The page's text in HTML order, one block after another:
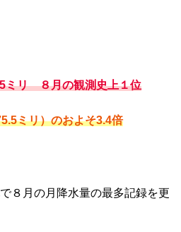
ミリ ８月の観測史上１位
ミリ）のおよそ3.4倍
８月の月降水量の最多記録を更